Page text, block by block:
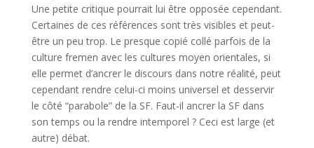
Une petite critique pourrait lui être opposée cependant.
Certaines de ces références sont très visibles et peut-
être un peu trop. Le presque copié collé parfois de la
culture fremen avec les cultures moyen orientales, si
elle permet d’ancrer le discours dans notre réalité, peut
cependant rendre celui-ci moins universel et desservir
le côté “parabole” de la SF. Faut-il ancrer la SF dans
son temps ou la rendre intemporel ? Ceci est large (et
autre) débat.